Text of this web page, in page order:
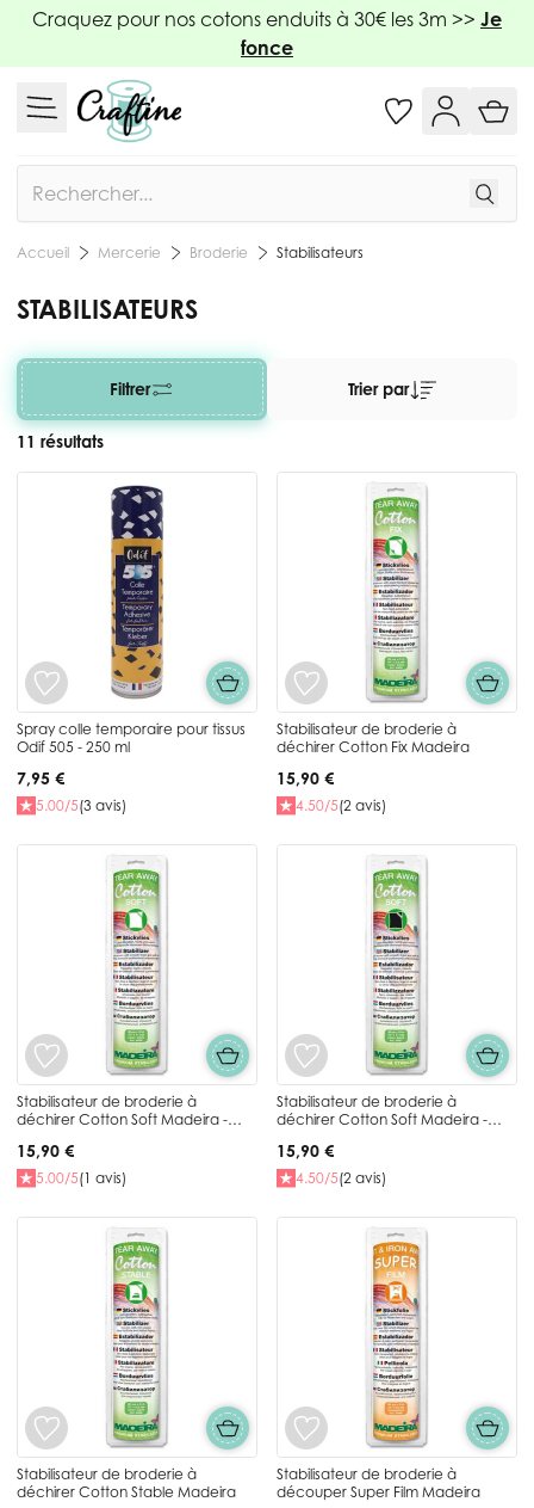
Allez au contenu
Craquez pour nos cotons enduits à 30€ les 3m >> Je
fonce
Accueil Mercerie Broderie Stabilisateurs
STABILISATEURS
Filtrer
11 résultats
Trier par
Spray colle temporaire pour tissus
Odif 505 - 250 ml
7,95 €
5.00/5(3 avis)
Stabilisateur de broderie à
déchirer Cotton Fix Madeira
15,90 €
4.50/5(2 avis)
Stabilisateur de broderie à
déchirer Cotton Soft Madeira -
15,90 €
5.00/5(1 avis)
Stabilisateur de broderie à
déchirer Cotton Soft Madeira -
15,90 €
4.50/5(2 avis)
Stabilisateur de broderie à
déchirer Cotton Stable Madeira
Stabilisateur de broderie à
découper Super Film Madeira